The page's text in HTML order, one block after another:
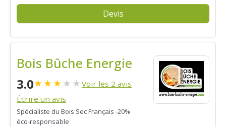
Devis
Bois Bûche Energie
3.0★★★★ ★ Voir les 2 avis
Écrire un avis
Spécialiste du Bois Sec Français -20%
éco-responsable